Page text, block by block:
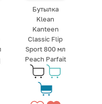
Бутылка
Klean
Kanteen
Classic Flip
Sport 800 мл
Peach Parfait